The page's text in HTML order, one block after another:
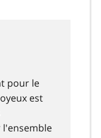
pour le
est